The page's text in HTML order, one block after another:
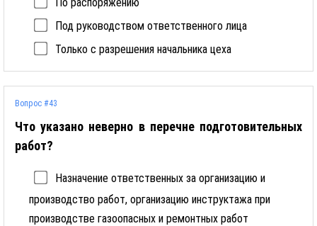
Под руководством ответственного лица
Только с разрешения начальника цеха
Вопрос #43
Что указано неверно в перечне подготовительных
работ?
Назначение ответственных за организацию и
производство работ, организацию инструктажа при
производстве газоопасных и ремонтных работ